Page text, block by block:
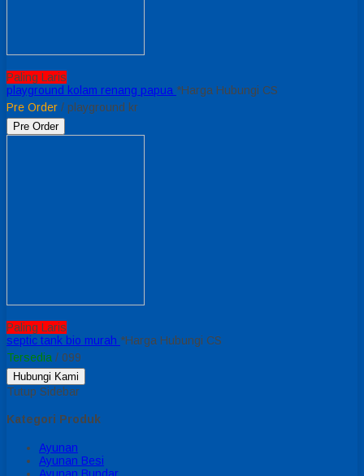
Paling Laris
playground kolam renang papua *Harga Hubungi CS
Pre Order / playground kr
Pre Order
Paling Laris
septic tank bio murah *Harga Hubungi CS
Tersedia / 099
Hubungi Kami
Tutup Sidebar
Kategori Produk
Ayunan
Ayunan Besi
Ayunan Bundar